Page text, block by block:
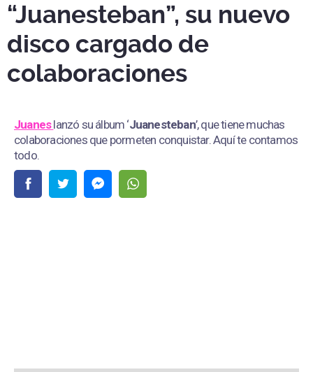
“Juanesteban”, su nuevo
disco cargado de
colaboraciones
Juaneslanzó su álbum ‘Juanesteban’, que tiene muchas
colaboraciones que pormeten conquistar. Aquí te contamos
todo.